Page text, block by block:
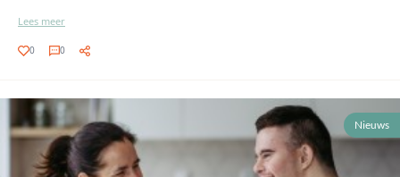
Lees meer
0 0
Nieuws